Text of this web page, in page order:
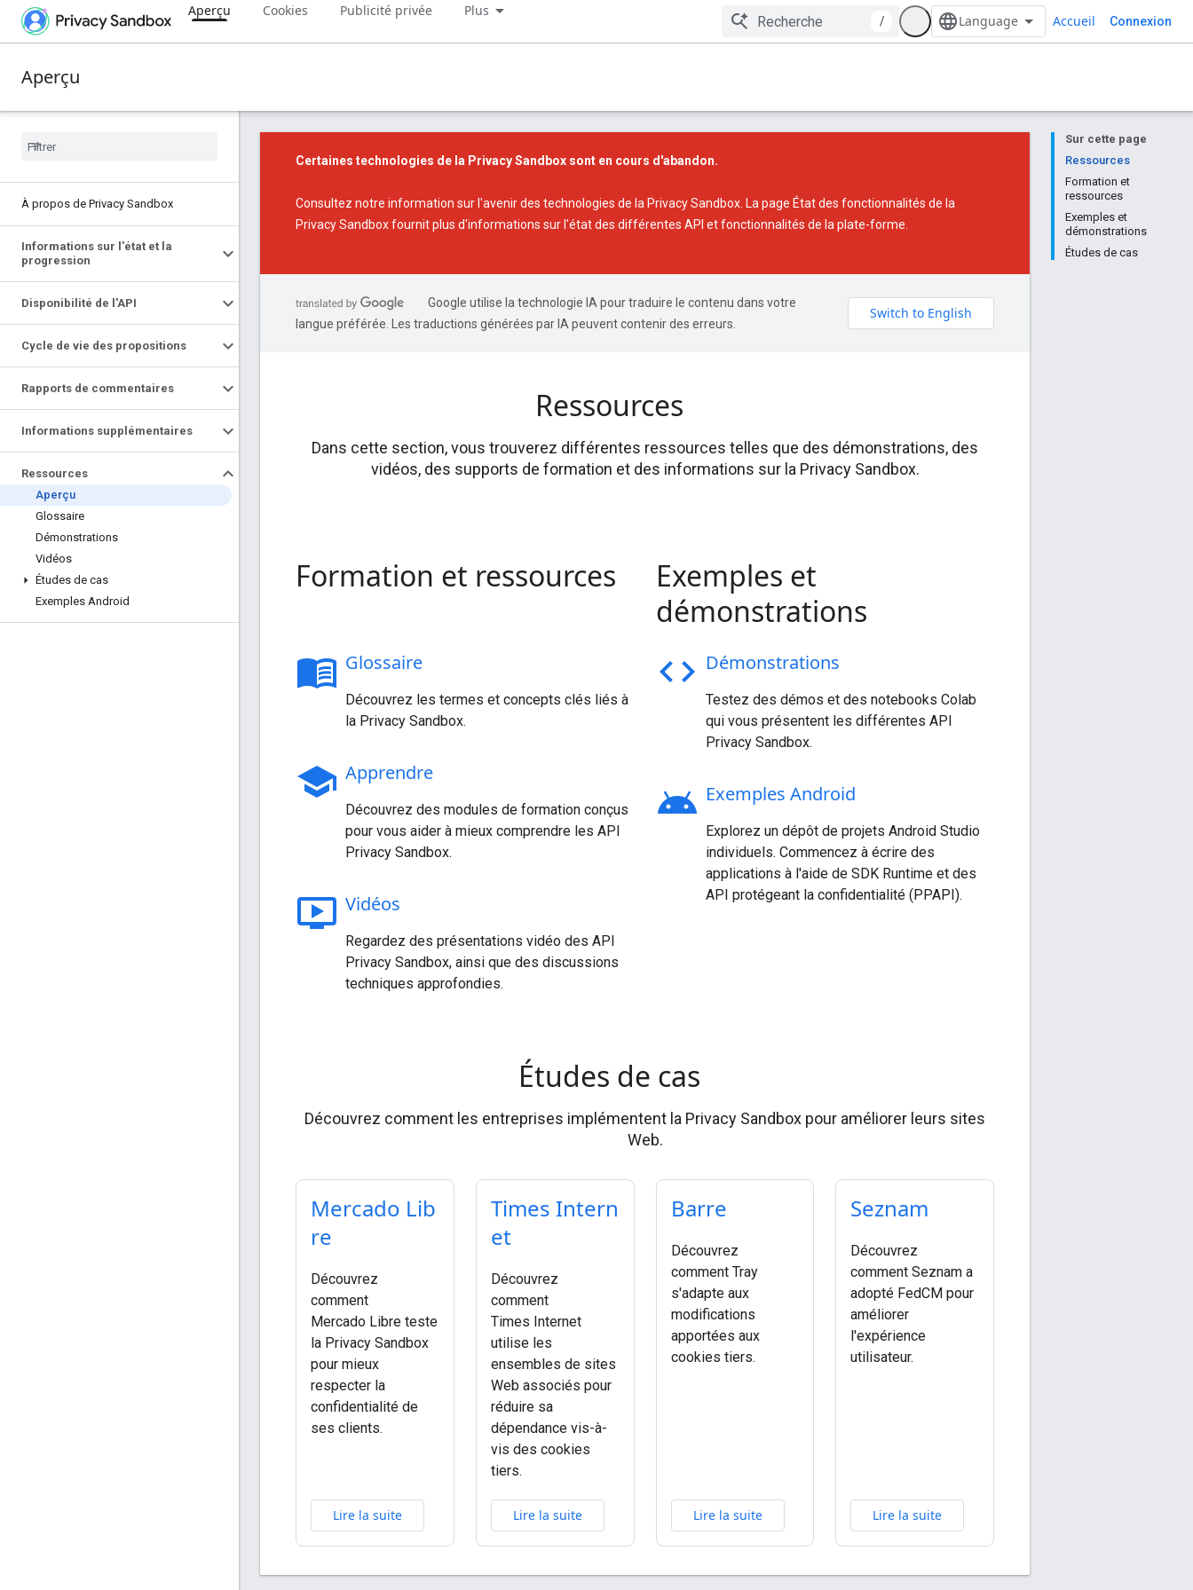
Aperçu Cookies Publicité privée Plus
/ Accueil Connexion
Aperçu
À propos de Privacy Sandbox
Informations sur l'état et la
progression
Disponibilité de l'API
Cycle de vie des propositions
Rapports de commentaires
Informations supplémentaires
Ressources
Aperçu
Glossaire
Démonstrations
Vidéos
Études de cas
Exemples Android
Sur cette page
Ressources
Formation et
ressources
Exemples et
démonstrations
Études de cas
Certaines technologies de la Privacy Sandbox sont en cours d'abandon.
Consultez notre information sur l'avenir des technologies de la Privacy Sandbox . La page État des fonctionnalités de la
Privacy Sandboxfournit plus d'informations sur l'état des différentes API et fonctionnalités de la plate-forme.
Google utilise la technologie IA pour traduire le contenu dans votre
langue préférée. Les traductions générées par IA peuvent contenir des erreurs.
Ressources
Dans cette section, vous trouverez différentes ressources telles que des démonstrations, des
vidéos, des supports de formation et des informations sur la Privacy Sandbox.
Formation et ressources
menu_book Glossaire
Découvrez les termes et concepts clés liés à
la Privacy Sandbox.
school Apprendre
Découvrez des modules de formation conçus
pour vous aider à mieux comprendre les API
Privacy Sandbox.
ondemand_video Vidéos
Regardez des présentations vidéo des API
Privacy Sandbox, ainsi que des discussions
techniques approfondies.
Exemples et
démonstrations
code Démonstrations
Testez des démos et des notebooks Colab
qui vous présentent les différentes API
Privacy Sandbox.
android Exemples Android
Explorez un dépôt de projets Android Studio
individuels. Commencez à écrire des
applications à l'aide de SDK Runtime et des
API protégeant la confidentialité (PPAPI).
Études de cas
Découvrez comment les entreprises implémentent la Privacy Sandbox pour améliorer leurs sites
Web.
Mercado Lib
re
Découvrez
comment
Mercado Libre teste
la Privacy Sandbox
pour mieux
respecter la
confidentialité de
ses clients.
Lire la suite
Times Intern
et
Découvrez
comment
Times Internet
utilise les
ensembles de sites
Web associés pour
réduire sa
dépendance vis-à-
vis des cookies
tiers.
Lire la suite
Barre
Découvrez
comment Tray
s'adapte aux
modifications
apportées aux
cookies tiers.
Lire la suite
Seznam
Découvrez
comment Seznam a
adopté FedCM pour
améliorer
l'expérience
utilisateur.
Lire la suite